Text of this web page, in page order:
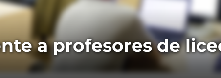
a profesores de